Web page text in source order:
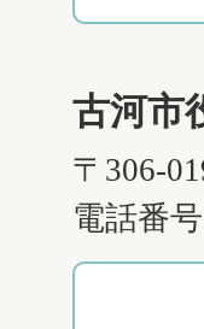
古河市
〒306-
電話番